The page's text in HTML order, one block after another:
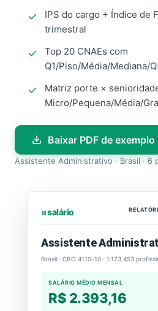
IPS do cargo + Índice de
trimestral
Top 20 CNAEs com
Q1/Piso/Média/Mediana/
Matriz porte ×
Micro/Pequena/Média/
Baixar PDF de exemplo
Assistente Administrativo · Brasil · 6
⏐⏐⏐ salário
Assistente
Brasil · CBO 4110-10 · 1.173.453
SALÁRIO MÉDIO MENSAL
R$ 2.393,16